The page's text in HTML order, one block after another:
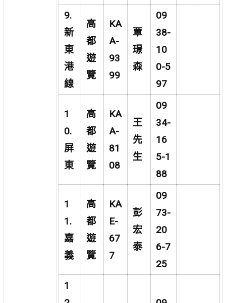
9.
新
東
港
線
高
都
遊
覽
KA
A-
93
99
覃
璟
森
09
38-
10
0-5
97
1
0.
屏
東
高
都
遊
覽
KA
A-
81
08
王
先
生
09
34-
16
5-1
88
1
1.
嘉
義
高
都
遊
覽
KA
E-
67
7
彭
宏
泰
09
73-
20
6-7
25
1